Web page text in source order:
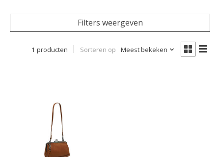
Filters weergeven
1 producten Sorteren op Meest bekeken